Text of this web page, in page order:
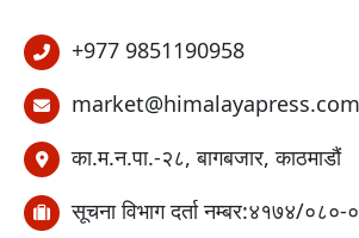
+977 9851190958
market@himalayapress.com
का.म.न.पा.-२८, बागबजार, काठमाडौं
सूचना विभाग दर्ता नम्बर:४१७४/०८०-